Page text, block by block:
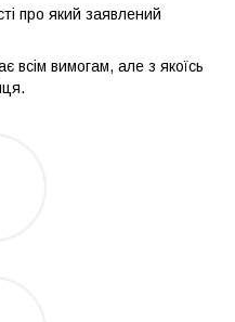
про який заявлений
всім вимогам, але з якоїсь